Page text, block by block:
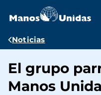
contenido
Ruta
navegación
Noticias
El grupo
Manos